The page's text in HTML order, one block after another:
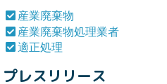
産業廃棄物
産業廃棄物処理業者
適正処理
プレスリリース